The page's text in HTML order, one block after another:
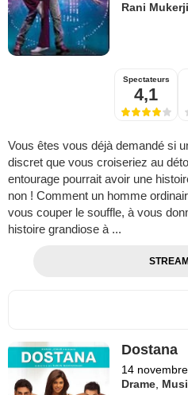
Rani Mukerji
Spectateurs
4,1
Vous êtes vous déjà demandé si
discret que vous croiseriez au
entourage pourrait avoir une
non ! Comment un homme
vous couper le souffle, à vous
histoire grandiose à ...
Dostana
14
Drame